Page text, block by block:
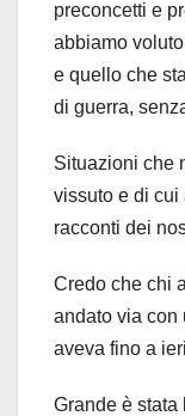
preconcetti e
abbiamo
e quello che
di guerra,
Situazioni che
vissuto e di cui
racconti dei
Credo che chi
andato via con
aveva fino a
Grande è stata